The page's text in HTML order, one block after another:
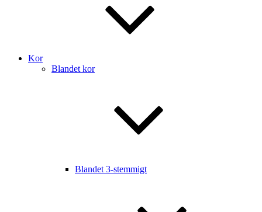
Kor
Blandet kor
Blandet 3-stemmigt